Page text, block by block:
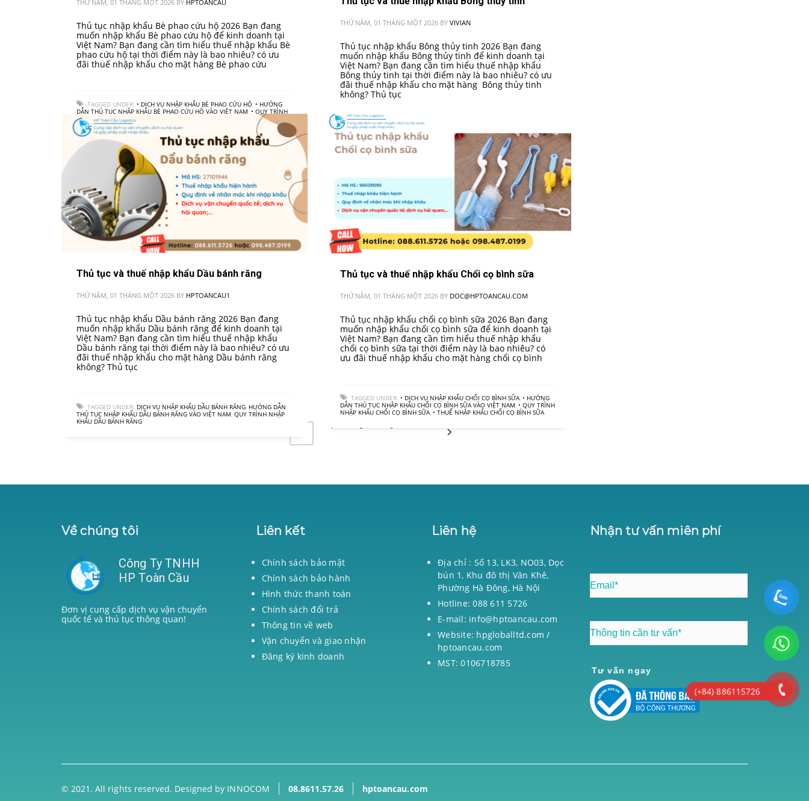
THỨ NĂM, 01 THÁNG MỘT 2026 BY HPTOANCAU
Thủ tục nhập khẩu Bè phao cứu hộ 2026 Bạn đang
muốn nhập khẩu Bè phao cứu hộ để kinh doanh tại
Việt Nam? Bạn đang cần tìm hiểu thuế nhập khẩu Bè
phao cứu hộ tại thời điểm này là bao nhiêu? có ưu
đãi thuế nhập khẩu cho mặt hàng Bè phao cứu
TAGGED UNDER: • DỊCH VỤ NHẬP KHẨU BÈ PHAO CỨU HỘ, • HƯỚNG
DẪN THỦ TỤC NHẬP KHẨU BÈ PHAO CỨU HỘ VÀO VIỆT NAM, • QUY TRÌNH
NHẬP KHẨU BÈ PHAO CỨU HỘ
• THUẾ NHẬP KHẨU BÈ PHAO CỨU HỘ
CÔNG TY LOGISTICS,VẬN CHUYỂN HÀNG HOÁ QUỐC TẾ
THỨ NĂM, 01 THÁNG MỘT 2026 BY VIVIAN
Thủ tục nhập khẩu Bông thủy tinh 2026 Bạn đang
muốn nhập khẩu Bông thủy tinh để kinh doanh tại
Việt Nam? Bạn đang cần tìm hiểu thuế nhập khẩu
Bông thủy tinh tại thời điểm này là bao nhiêu? có ưu
đãi thuế nhập khẩu cho mặt hàng Bông thủy tinh
không? Thủ tục
Thủ tục và thuế nhập khẩu Dầu bánh răng
THỨ NĂM, 01 THÁNG MỘT 2026 BY HPTOANCAU1
Thủ tục nhập khẩu Dầu bánh răng 2026 Bạn đang
muốn nhập khẩu Dầu bánh răng để kinh doanh tại
Việt Nam? Bạn đang cần tìm hiểu thuế nhập khẩu
Dầu bánh răng tại thời điểm này là bao nhiêu? có ưu
đãi thuế nhập khẩu cho mặt hàng Dầu bánh răng
không? Thủ tục
TAGGED UNDER: DỊCH VỤ NHẬP KHẨU DẦU BÁNH RĂNG, HƯỚNG DẪN
THỦ TỤC NHẬP KHẨU DẦU BÁNH RĂNG VÀO VIỆT NAM, QUY TRÌNH NHẬP
KHẨU DẦU BÁNH RĂNG
Thủ tục và thuế nhập khẩu Chổi cọ bình sữa
THỨ NĂM, 01 THÁNG MỘT 2026 BY DOC@HPTOANCAU.COM
Thủ tục nhập khẩu chổi cọ bình sữa 2026 Bạn đang
muốn nhập khẩu chổi cọ bình sữa để kinh doanh tại
Việt Nam? Bạn đang cần tìm hiểu thuế nhập khẩu
chổi cọ bình sữa tại thời điểm này là bao nhiêu? có
ưu đãi thuế nhập khẩu cho mặt hàng chổi cọ bình
TAGGED UNDER: • DỊCH VỤ NHẬP KHẨU CHỔI CỌ BÌNH SỮA, • HƯỚNG
DẪN THỦ TỤC NHẬP KHẨU CHỔI CỌ BÌNH SỮA VÀO VIỆT NAM, • QUY TRÌNH
NHẬP KHẨU CHỔI CỌ BÌNH SỮA, • THUẾ NHẬP KHẨU CHỔI CỌ BÌNH SỮA
4 5 6
Về chúng tôi
Công Ty TNHH
HP Toàn Cầu
Đơn vị cung cấp dịch vụ vận chuyển
quốc tế và thủ tục thông quan!
Liên kết
Chính sách bảo mật
Chính sách bảo hành
Hình thức thanh toán
Chính sách đổi trả
Thông tin về web
Vận chuyển và giao nhận
Đăng ký kinh doanh
Liên hệ
Địa chỉ : Số 13, LK3, NO03, Dọc
bún 1, Khu đô thị Văn Khê,
Phường Hà Đông, Hà Nội
Hotline: 088 611 5726
E-mail: info@hptoancau.com
Website: hpgloballtd.com /
hptoancau.com
MST: 0106718785
Nhận tư vấn miên phí
Tư vấn ngay
© 2021. All rights reserved. Designed by INNOCOM 08.8611.57.26 hptoancau.com
(+84) 886115726